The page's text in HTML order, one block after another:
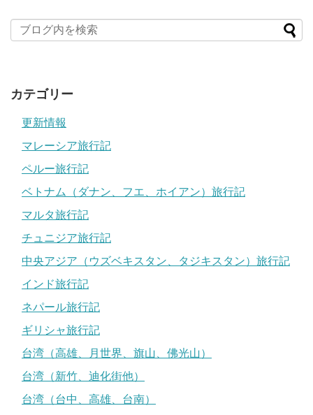
カテゴリー
更新情報
マレーシア旅行記
ペルー旅行記
ベトナム（ダナン、フエ、ホイアン）旅行記
マルタ旅行記
チュニジア旅行記
中央アジア（ウズベキスタン、タジキスタン）旅行記
インド旅行記
ネパール旅行記
ギリシャ旅行記
台湾（高雄、月世界、旗山、佛光山）
台湾（新竹、迪化街他）
台湾（台中、高雄、台南）